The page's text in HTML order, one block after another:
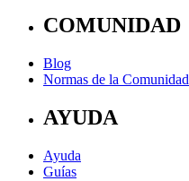
COMUNIDAD
Blog
Normas de la Comunidad
AYUDA
Ayuda
Guías